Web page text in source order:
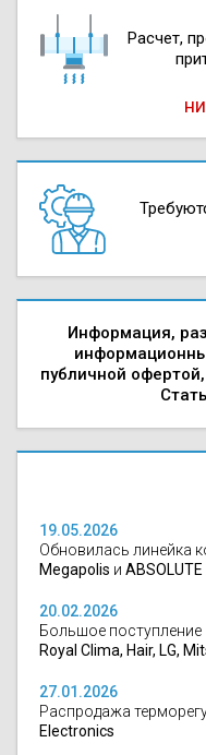
Расчет,
Информация,
публичной
19.05.2026
Обновилась линейка
Megapolis и ABSOLUTE
20.02.2026
Большое поступление
Royal Clima, Hair, LG,
27.01.2026
Распродажа
Electronics